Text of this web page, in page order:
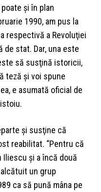
şi în plan
1990, am pus la
respectivă a Revoluţiei
stat. Dar, una este
să susţină istoricii,
teză şi voi spune
e asumată oficial de
şi susţine că
reabilitat. “Pentru că
şi a încă două
un grup
ca să pună mâna pe